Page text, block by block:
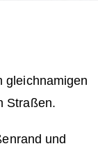
gleichnamigen
Straßen.
und